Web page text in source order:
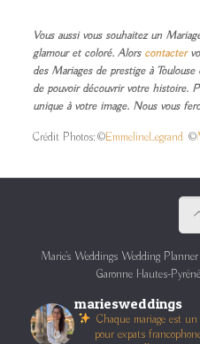
Vous aussi vous souhaitez un
glamour et coloré. Alors contacter
des Mariages de prestige à
de pouvoir découvrir votre histoire.
unique à votre image. Nous vous
Crédit Photos: ©EmmelineLegrand ©
Marie's Weddings Wedding
Garonne Hautes-
mariesweddings
Chaque mariage est
pour expats